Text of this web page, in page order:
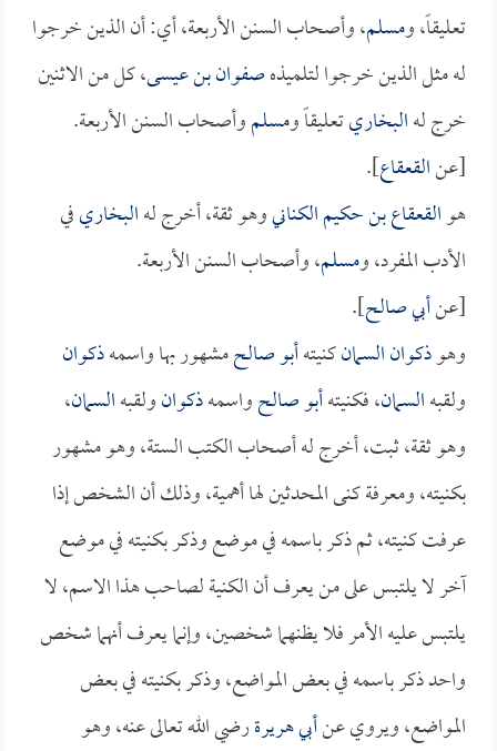
تعليقاً، ومسلم، وأصحاب السنن الأربعة، أي: أن الذين خرجوا
له مثل الذين خرجوا لتلميذهصفوان بن عيسى، كل من الاثنين
خرج لهالبخاريتعليقاً ومسلموأصحاب السنن الأربعة.
[عنالقعقاع].
هوالقعقاع بن حكيم الكنانيوهو ثقة، أخرج لهالبخاريفي
الأدب المفرد، ومسلم، وأصحاب السنن الأربعة.
[عنأبي صالح].
وهوذكوان السمانكنيتهأبو صالحمشهور بها واسمهذكوان
ولقبهالسمان، فكنيتهأبو صالحواسمهذكوانولقبهالسمان،
وهو ثقة، ثبت، أخرج له أصحاب الكتب الستة، وهو مشهور
بكنيته، ومعرفة كنى المحدثين لها أهمية، وذلك أن الشخص إذا
عرفت كنيته، ثم ذكر باسمه في موضع وذكر بكنيته في موضع
آخر لا يلتبس على من يعرف أن الكنية لصاحب هذا الاسم، لا
يلتبس عليه الأمر فلا يظنهما شخصين، وإنما يعرف أنهما شخص
واحد ذكر باسمه في بعض المواضع، وذكر بكنيته في بعض
المواضع، ويروي عنأبي هريرةرضي الله تعالى عنه، وهو